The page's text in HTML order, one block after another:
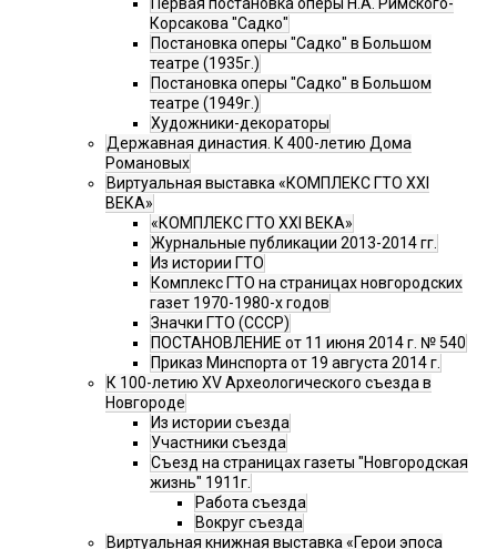
Первая постановка оперы Н.А. Римского-
Корсакова "Садко"
Постановка оперы "Садко" в Большом
театре (1935г.)
Постановка оперы "Садко" в Большом
театре (1949г.)
Художники-декораторы
Державная династия. К 400-летию Дома
Романовых
Виртуальная выставка «КОМПЛЕКС ГТО XXI
ВЕКА»
«КОМПЛЕКС ГТО XXI ВЕКА»
Журнальные публикации 2013-2014 гг.
Из истории ГТО
Комплекс ГТО на страницах новгородских
газет 1970-1980-х годов
Значки ГТО (СССР)
ПОСТАНОВЛЕНИЕ от 11 июня 2014 г. № 540
Приказ Минспорта от 19 августа 2014 г.
К 100-летию XV Археологического съезда в
Новгороде
Из истории съезда
Участники съезда
Cъезд на страницах газеты "Новгородская
жизнь" 1911г.
Работа съезда
Вокруг съезда
Виртуальная книжная выставка «Герои эпоса